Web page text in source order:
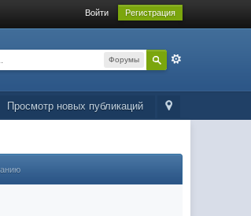
Войти Регистрация
Форумы
Просмотр новых публикаций